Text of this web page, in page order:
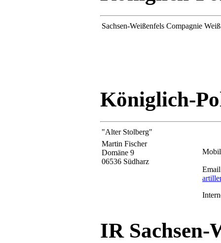
Sachsen-Weißenfels Compagnie
Königlich-
"Alter Stolberg"
Martin Fischer
Domäne 9
06536 Südharz
IR Sachsen-